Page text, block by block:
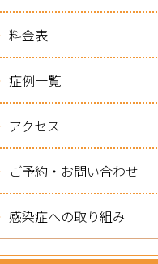
料金表
症例一覧
アクセス
ご予約・お問い合わせ
感染症への取り組み